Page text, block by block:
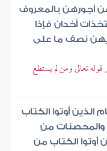
أجورهن بالمعروف
أخدان فإذا
نصف ما على
تعالى ومن لم يستطع
أوتوا الكتاب
من
أوتوا الكتاب من